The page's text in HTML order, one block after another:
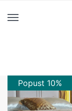
Popust 10%